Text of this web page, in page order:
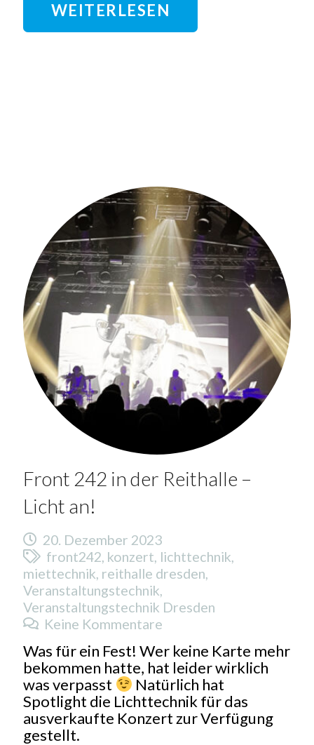
WEITERLESEN
Front 242 in der Reithalle –
Licht an!
20. Dezember 2023
front242 konzert lichttechnik
miettechnik reithalle dresden
Veranstaltungstechnik
Veranstaltungstechnik Dresden
Keine Kommentare
Was für ein Fest! Wer keine Karte mehr
bekommen hatte, hat leider wirklich
was verpasst
Natürlich hat
Spotlight die Lichttechnik für das
ausverkaufte Konzert zur Verfügung
gestellt.